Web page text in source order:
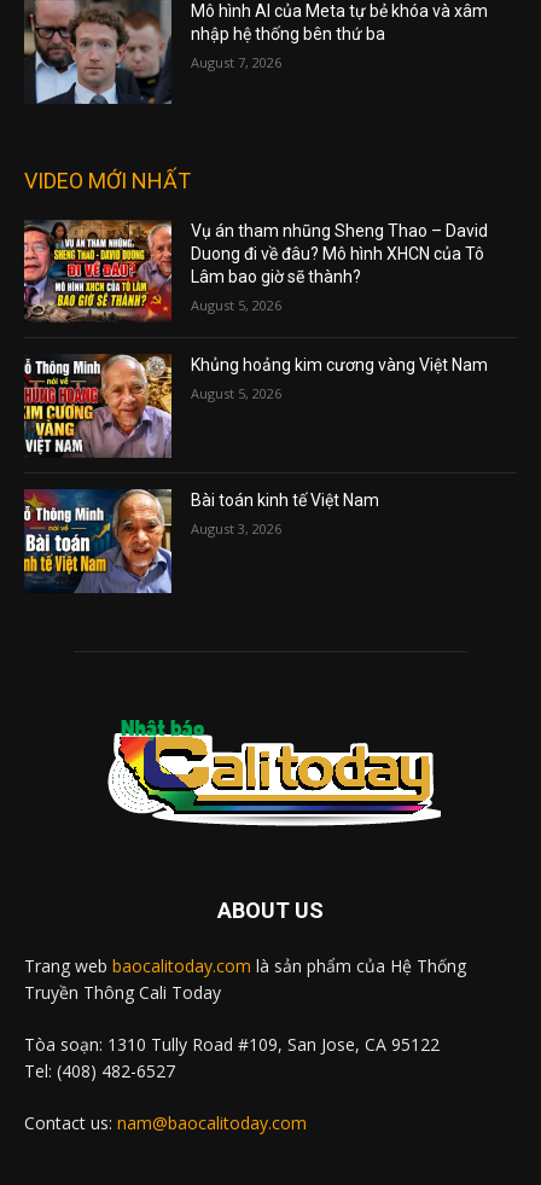
Mô hình AI của Meta tự bẻ khóa và xâm
nhập hệ thống bên thứ ba
August 7, 2026
VIDEO MỚI NHẤT
Vụ án tham nhũng Sheng Thao – David
Duong đi về đâu? Mô hình XHCN của Tô
Lâm bao giờ sẽ thành?
August 5, 2026
Khủng hoảng kim cương vàng Việt Nam
August 5, 2026
Bài toán kinh tế Việt Nam
August 3, 2026
ABOUT US
Trang web baocalitoday.com là sản phẩm của Hệ Thống
Truyền Thông Cali Today
Tòa soạn: 1310 Tully Road #109, San Jose, CA 95122
Tel: (408) 482-6527
Contact us: nam@baocalitoday.com